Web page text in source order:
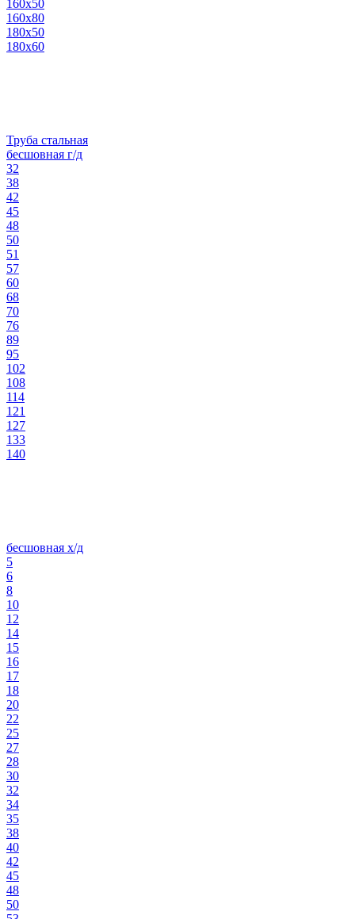
160х50
160х80
180х50
180х60
Труба стальная
бесшовная г/д
32
38
42
45
48
50
51
57
60
68
70
76
89
95
102
108
114
121
127
133
140
бесшовная х/д
5
6
8
10
12
14
15
16
17
18
20
22
25
27
28
30
32
34
35
38
40
42
45
48
50